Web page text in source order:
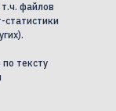
файлов
статистики
тексту